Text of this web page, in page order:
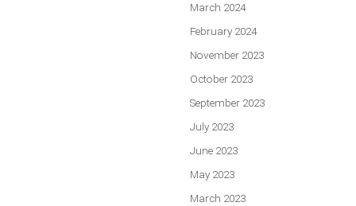
March 2024
February 2024
November 2023
October 2023
September 2023
July 2023
June 2023
May 2023
March 2023